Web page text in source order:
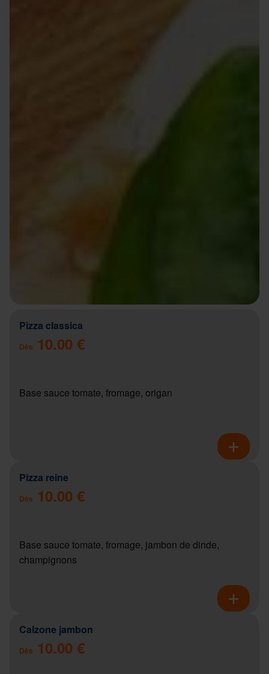
Pizza classica
Dès 10.00 €
Base sauce tomate, fromage, origan
Pizza reine
Dès 10.00 €
Base sauce tomate, fromage, jambon de dinde,
champignons
Calzone jambon
Dès 10.00 €